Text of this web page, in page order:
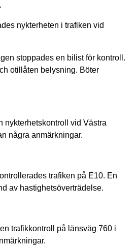
nykterheten i trafiken vid
stoppades en bilist för kontroll.
otillåten belysning. Böter
nykterhetskontroll vid Västra
några anmärkningar.
trafiken på E10. En
av hastighetsöverträdelse.
trafikkontroll på länsväg 760 i